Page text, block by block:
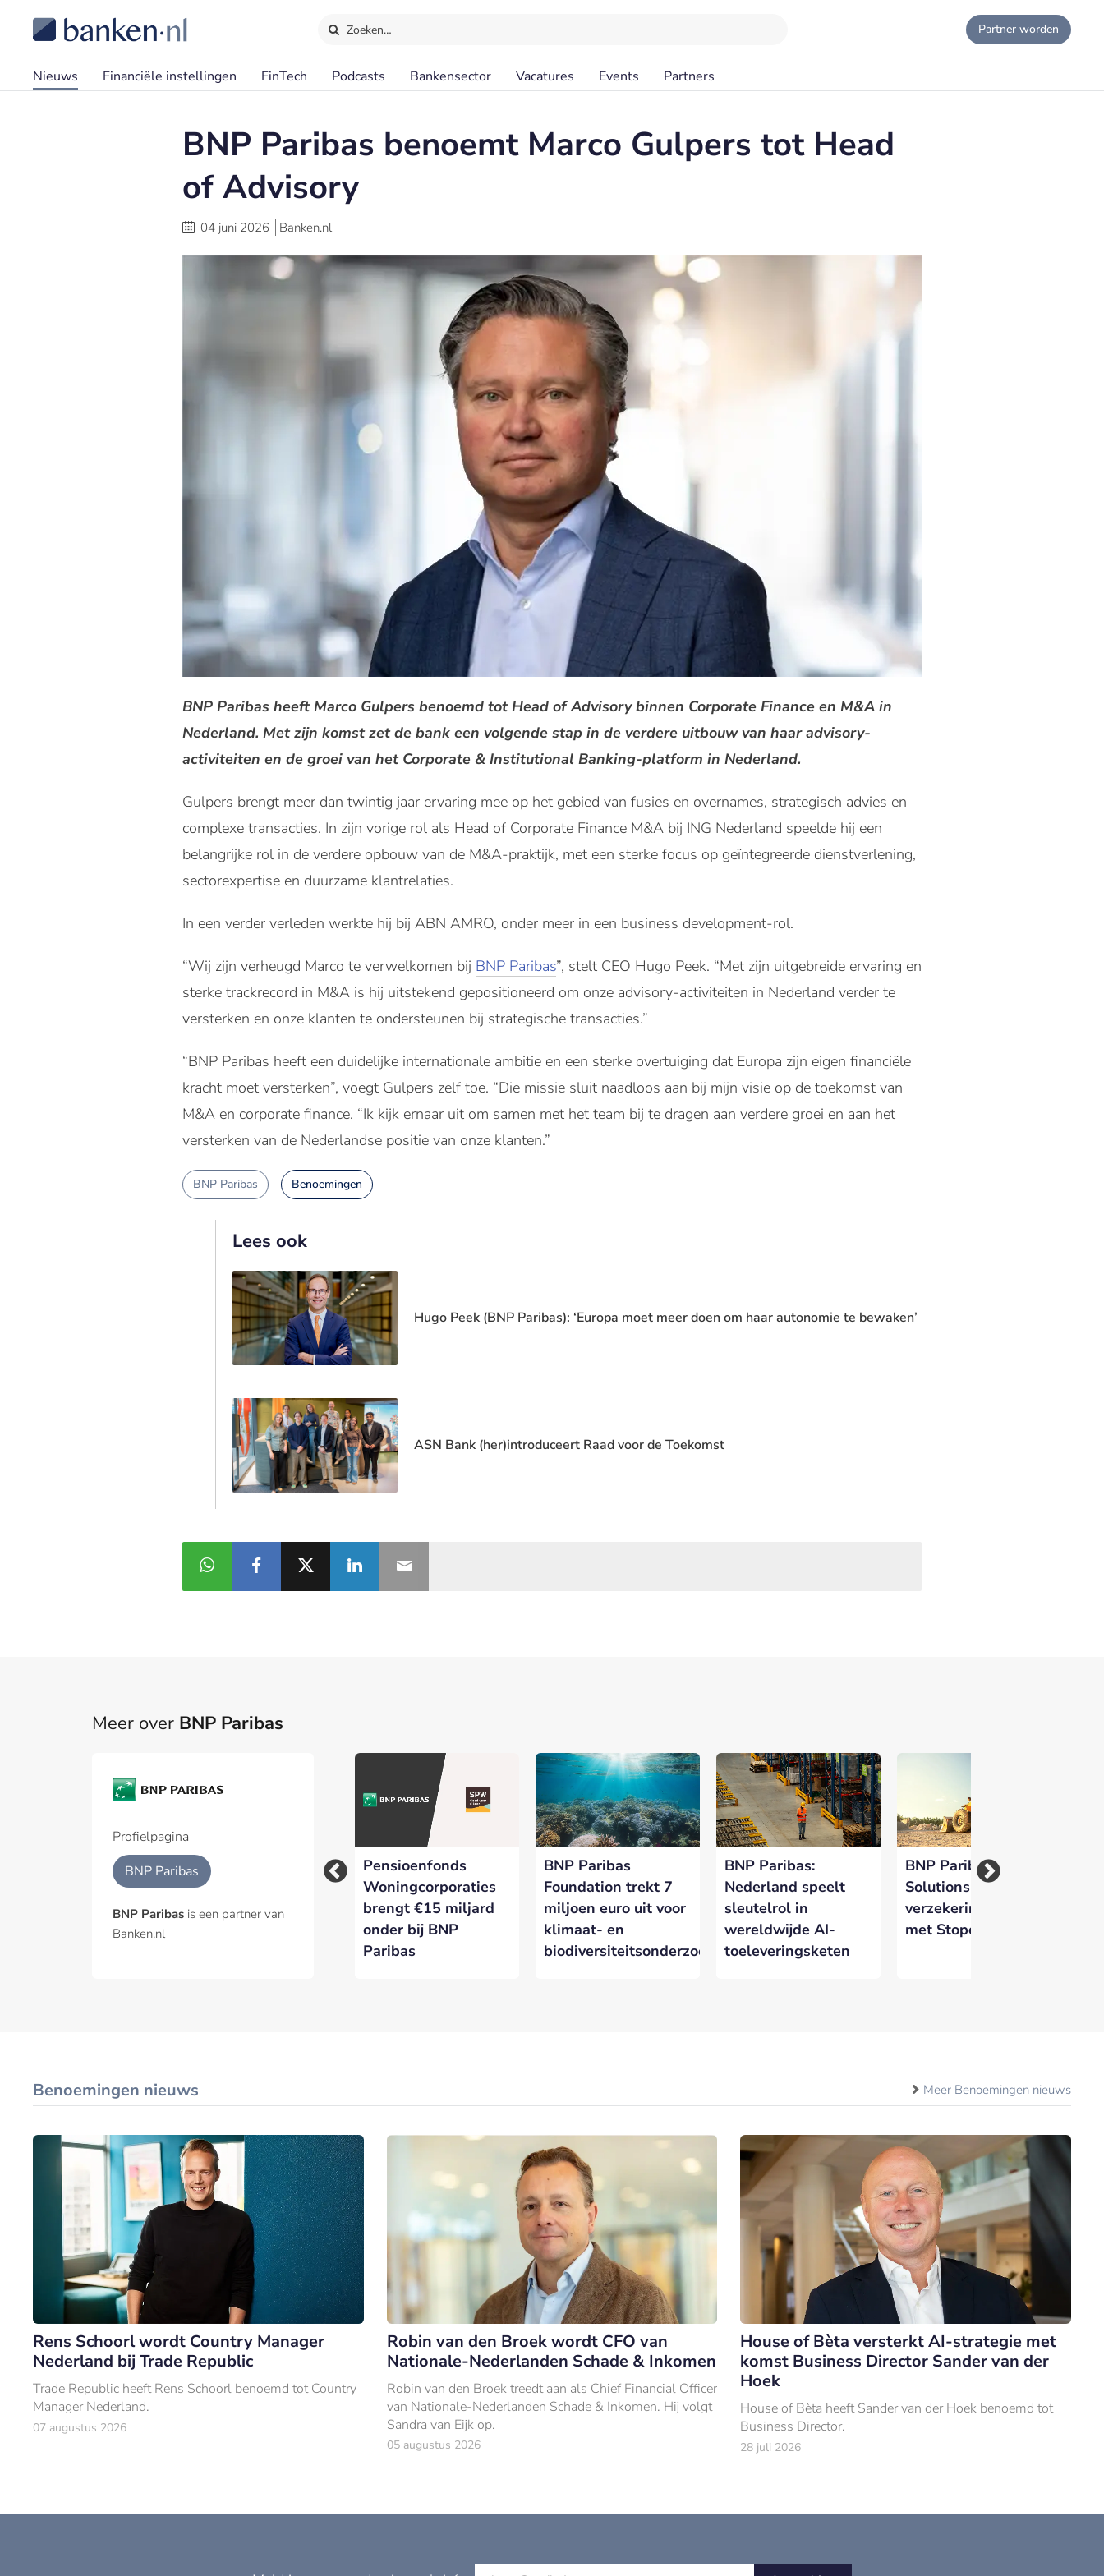
Zoeken… Partner worden
Nieuws Financiële instellingen FinTech Podcasts Bankensector Vacatures Events Partners
BNP Paribas benoemt Marco Gulpers tot Head
of Advisory
04 juni 2026 Banken.nl
BNP Paribas heeft Marco Gulpers benoemd tot Head of Advisory binnen Corporate Finance en M&A in
Nederland. Met zijn komst zet de bank een volgende stap in de verdere uitbouw van haar advisory-
activiteiten en de groei van het Corporate & Institutional Banking-platform in Nederland.
Gulpers brengt meer dan twintig jaar ervaring mee op het gebied van fusies en overnames, strategisch advies en
complexe transacties. In zijn vorige rol als Head of Corporate Finance M&A bij ING Nederland speelde hij een
belangrijke rol in de verdere opbouw van de M&A-praktijk, met een sterke focus op geïntegreerde dienstverlening,
sectorexpertise en duurzame klantrelaties.
In een verder verleden werkte hij bij ABN AMRO, onder meer in een business development-rol.
“Wij zijn verheugd Marco te verwelkomen bij BNP Paribas”, stelt CEO Hugo Peek. “Met zijn uitgebreide ervaring en
sterke trackrecord in M&A is hij uitstekend gepositioneerd om onze advisory-activiteiten in Nederland verder te
versterken en onze klanten te ondersteunen bij strategische transacties.”
“BNP Paribas heeft een duidelijke internationale ambitie en een sterke overtuiging dat Europa zijn eigen financiële
kracht moet versterken”, voegt Gulpers zelf toe. “Die missie sluit naadloos aan bij mijn visie op de toekomst van
M&A en corporate finance. “Ik kijk ernaar uit om samen met het team bij te dragen aan verdere groei en aan het
versterken van de Nederlandse positie van onze klanten.”
BNP Paribas Benoemingen
Lees ook
Hugo Peek (BNP Paribas): ‘Europa moet meer doen om haar autonomie te bewaken’
ASN Bank (her)introduceert Raad voor de Toekomst
Meer over BNP Paribas
Profielpagina
BNP Paribas
BNP Paribas is een partner van
Banken.nl
Nederlandse banken
verdienden ruim €1
‘De angst voor de
transitie is groter
dan de angst voor
Pensioenfonds
Woningcorporaties
brengt €15 miljard
onder bij BNP
Paribas
BNP Paribas
Foundation trekt 7
miljoen euro uit voor
klimaat- en
biodiversiteitsonderzoek
BNP Paribas:
Nederland speelt
sleutelrol in
wereldwijde AI-
toeleveringsketen
BNP Paribas Leasing
Solutions sluit
verzekeringssamenwerking
met Stopel
Benoemingen nieuws Meer Benoemingen nieuws
Rens Schoorl wordt Country Manager
Nederland bij Trade Republic
Trade Republic heeft Rens Schoorl benoemd tot Country
Manager Nederland.
07 augustus 2026
Robin van den Broek wordt CFO van
Nationale-Nederlanden Schade & Inkomen
Robin van den Broek treedt aan als Chief Financial Officer
van Nationale-Nederlanden Schade & Inkomen. Hij volgt
Sandra van Eijk op.
05 augustus 2026
House of Bèta versterkt AI-strategie met
komst Business Director Sander van der
Hoek
House of Bèta heeft Sander van der Hoek benoemd tot
Business Director.
28 juli 2026